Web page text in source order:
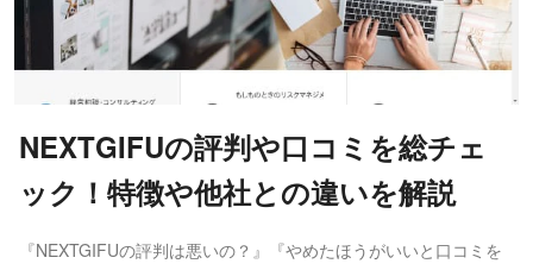
NEXTGIFUの評判や口コミを総チェ
ック！特徴や他社との違いを解説
『NEXTGIFUの評判は悪いの？』『やめたほうがいいと口コミを